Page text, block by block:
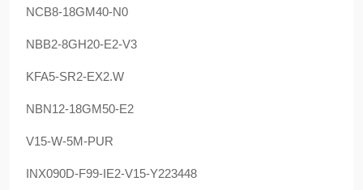
NCB8-18GM40-N0
NBB2-8GH20-E2-V3
KFA5-SR2-EX2.W
NBN12-18GM50-E2
V15-W-5M-PUR
INX090D-F99-IE2-V15-Y223448